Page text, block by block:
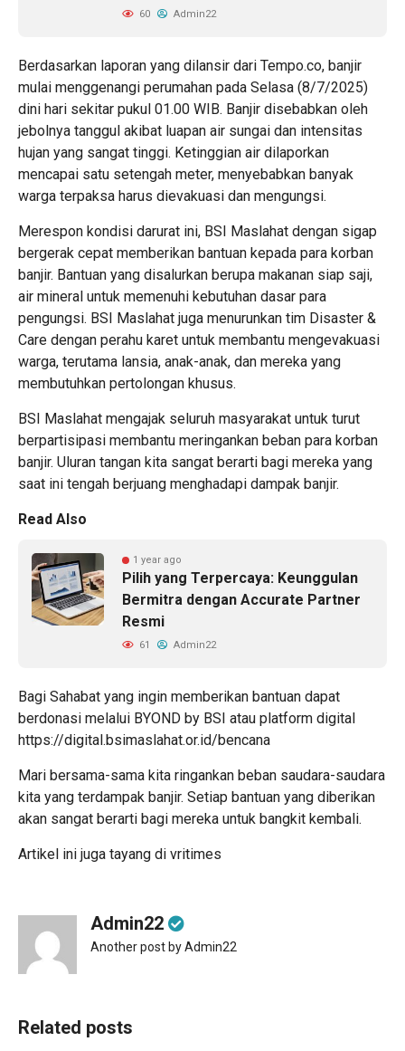
60 Admin22
Berdasarkan laporan yang dilansir dari Tempo.co, banjir
mulai menggenangi perumahan pada Selasa (8/7/2025)
dini hari sekitar pukul 01.00 WIB. Banjir disebabkan oleh
jebolnya tanggul akibat luapan air sungai dan intensitas
hujan yang sangat tinggi. Ketinggian air dilaporkan
mencapai satu setengah meter, menyebabkan banyak
warga terpaksa harus dievakuasi dan mengungsi.
Merespon kondisi darurat ini, BSI Maslahat dengan sigap
bergerak cepat memberikan bantuan kepada para korban
banjir. Bantuan yang disalurkan berupa makanan siap saji,
air mineral untuk memenuhi kebutuhan dasar para
pengungsi. BSI Maslahat juga menurunkan tim Disaster &
Care dengan perahu karet untuk membantu mengevakuasi
warga, terutama lansia, anak-anak, dan mereka yang
membutuhkan pertolongan khusus.
BSI Maslahat mengajak seluruh masyarakat untuk turut
berpartisipasi membantu meringankan beban para korban
banjir. Uluran tangan kita sangat berarti bagi mereka yang
saat ini tengah berjuang menghadapi dampak banjir.
Read Also
1 year ago
Pilih yang Terpercaya: Keunggulan
Bermitra dengan Accurate Partner
Resmi
61 Admin22
Bagi Sahabat yang ingin memberikan bantuan dapat
berdonasi melalui BYOND by BSI atau platform digital
https://digital.bsimaslahat.or.id/bencana
Mari bersama-sama kita ringankan beban saudara-saudara
kita yang terdampak banjir. Setiap bantuan yang diberikan
akan sangat berarti bagi mereka untuk bangkit kembali.
Artikel ini juga tayang di vritimes
Admin22
Another post by Admin22
Related posts